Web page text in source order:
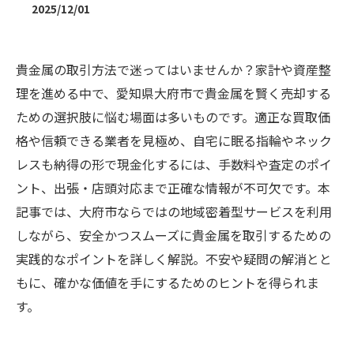
2025/12/01
貴金属の取引方法で迷ってはいませんか？家計や資産整
理を進める中で、愛知県大府市で貴金属を賢く売却する
ための選択肢に悩む場面は多いものです。適正な買取価
格や信頼できる業者を見極め、自宅に眠る指輪やネック
レスも納得の形で現金化するには、手数料や査定のポイ
ント、出張・店頭対応まで正確な情報が不可欠です。本
記事では、大府市ならではの地域密着型サービスを利用
しながら、安全かつスムーズに貴金属を取引するための
実践的なポイントを詳しく解説。不安や疑問の解消とと
もに、確かな価値を手にするためのヒントを得られま
す。